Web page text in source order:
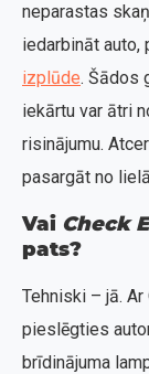
neparastas
iedarbināt
izplūde. Šādos
iekārtu var ātri
risinājumu.
pasargāt no
Vai Check
pats?
Tehniski – jā.
pieslēgties
brīdinājuma